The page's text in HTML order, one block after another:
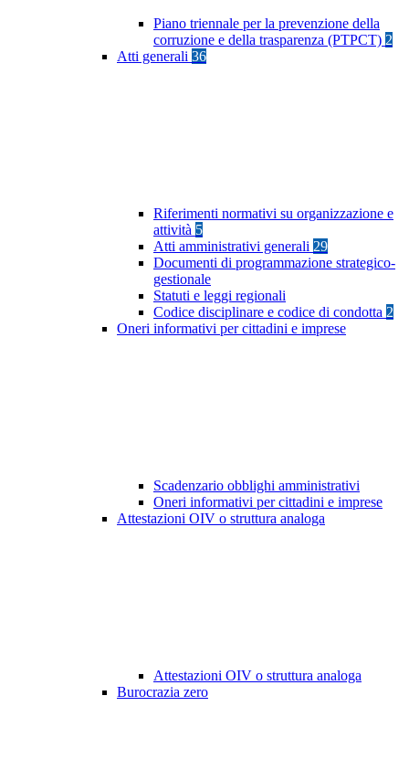
Piano triennale per la prevenzione della
corruzione e della trasparenza (PTPCT) 2
Atti generali 36
Riferimenti normativi su organizzazione e
attività 5
Atti amministrativi generali 29
Documenti di programmazione strategico-
gestionale
Statuti e leggi regionali
Codice disciplinare e codice di condotta 2
Oneri informativi per cittadini e imprese
Scadenzario obblighi amministrativi
Oneri informativi per cittadini e imprese
Attestazioni OIV o struttura analoga
Attestazioni OIV o struttura analoga
Burocrazia zero